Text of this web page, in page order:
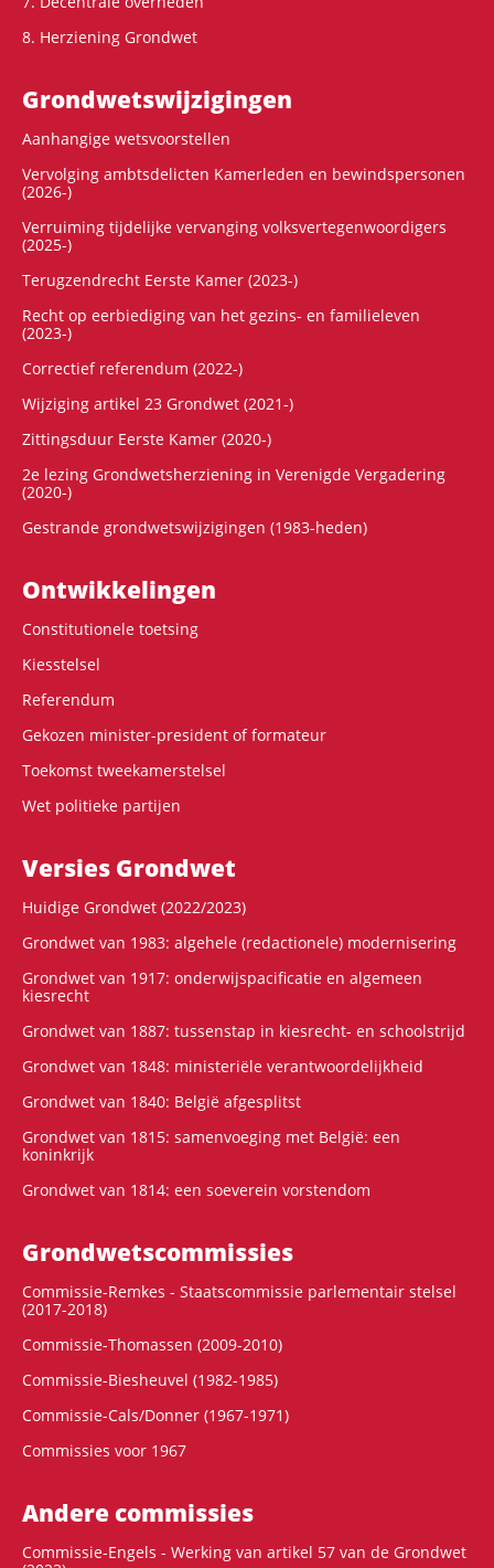
8. Herziening Grondwet
Grondwets­wijzigingen
Aanhangige wetsvoorstellen
Vervolging ambtsdelicten Kamerleden en bewindspersonen
(2026-)
Verruiming tijdelijke vervanging volksvertegenwoordigers
(2025-)
Terugzendrecht Eerste Kamer (2023-)
Recht op eerbiediging van het gezins- en familieleven
(2023-)
Correctief referendum (2022-)
Wijziging artikel 23 Grondwet (2021-)
Zittingsduur Eerste Kamer (2020-)
2e lezing Grondwetsherziening in Verenigde Vergadering
(2020-)
Gestrande grondwetswijzigingen (1983-heden)
Ontwikke­lingen
Constitutionele toetsing
Kiesstelsel
Referendum
Gekozen minister-president of formateur
Toekomst tweekamerstelsel
Wet politieke partijen
Versies Grondwet
Huidige Grondwet (2022/2023)
Grondwet van 1983: algehele (redactionele) modernisering
Grondwet van 1917: onderwijspacificatie en algemeen
kiesrecht
Grondwet van 1887: tussenstap in kiesrecht- en schoolstrijd
Grondwet van 1848: ministeriële verantwoordelijkheid
Grondwet van 1840: België afgesplitst
Grondwet van 1815: samenvoeging met België: een
koninkrijk
Grondwet van 1814: een soeverein vorstendom
Grondwets­commissies
Commissie-Remkes - Staatscommissie parlementair stelsel
(2017-2018)
Commissie-Thomassen (2009-2010)
Commissie-Biesheuvel (1982-1985)
Commissie-Cals/Donner (1967-1971)
Commissies voor 1967
Andere commissies
Commissie-Engels - Werking van artikel 57 van de Grondwet